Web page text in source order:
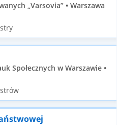
„Varsovia” • Warszawa
Społecznych w Warszawie •